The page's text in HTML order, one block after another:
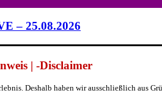
– 25.08.2026
| -Disclaimer
Deshalb haben wir ausschließlich aus